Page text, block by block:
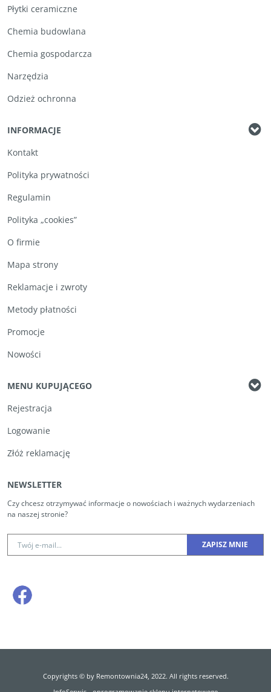
Płytki ceramiczne
Chemia budowlana
Chemia gospodarcza
Narzędzia
Odzież ochronna
INFORMACJE
Kontakt
Polityka prywatności
Regulamin
Polityka „cookies”
O firmie
Mapa strony
Reklamacje i zwroty
Metody płatności
Promocje
Nowości
MENU KUPUJĄCEGO
Rejestracja
Logowanie
Złóż reklamację
NEWSLETTER
Czy chcesz otrzymywać informacje o nowościach i ważnych wydarzeniach
na naszej stronie?
Copyrights © by Remontownia24, 2022. All rights reserved.